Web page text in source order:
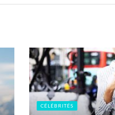
CÉLÉBRITÉS